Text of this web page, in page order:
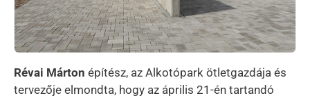
Révai Márton építész, az Alkotópark ötletgazdája és
tervezője elmondta, hogy az április 21-én tartandó